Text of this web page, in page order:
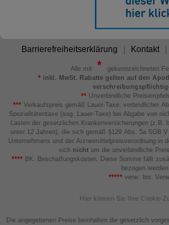
Barrierefreiheitserklärung Kontakt
Alle mit
gekennzeichneten
*inkl. MwSt. Rabatte gelten auf den
** Unverbindliche
*** Verkaufspreis gemäß Lauer-Taxe; verbindlicher
Spezialitätentaxe (sog. Lauer-Taxe) bei Abgabe von
Lasten der gesetzlichen Krankenversicherungen
unter 12 Jahren), die sich gemäß §129 Abs. 5a SGB
Unternehmens und der Arzneimittelpreisverordnung
sich nicht um die unverbindliche
****BK: Beschaffungskosten. Diese Summe fällt
bezogen werden
*****verw. bis:
Hier können Sie Ihre Cookie-
Die angegebenen Preise beinhalten die gesetzlich